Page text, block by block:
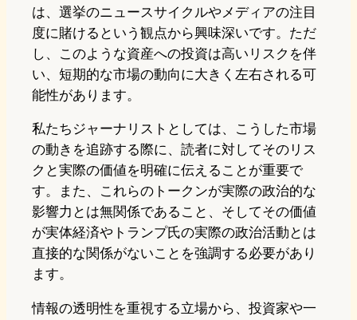
は、選挙のニュースサイクルやメディアの注目
度に賭けるという観点から興味深いです。ただ
し、このような資産への投資は高いリスクを伴
い、短期的な市場の動向に大きく左右される可
能性があります。
私たちジャーナリストとしては、こうした市場
の動きを追跡する際に、読者に対してそのリス
クと実際の価値を明確に伝えることが重要で
す。また、これらのトークンが実際の政治的な
影響力とは無関係であること、そしてその価値
が実体経済やトランプ氏の実際の政治活動とは
直接的な関係がないことを強調する必要があり
ます。
情報の透明性を重視する立場から、投資家や一